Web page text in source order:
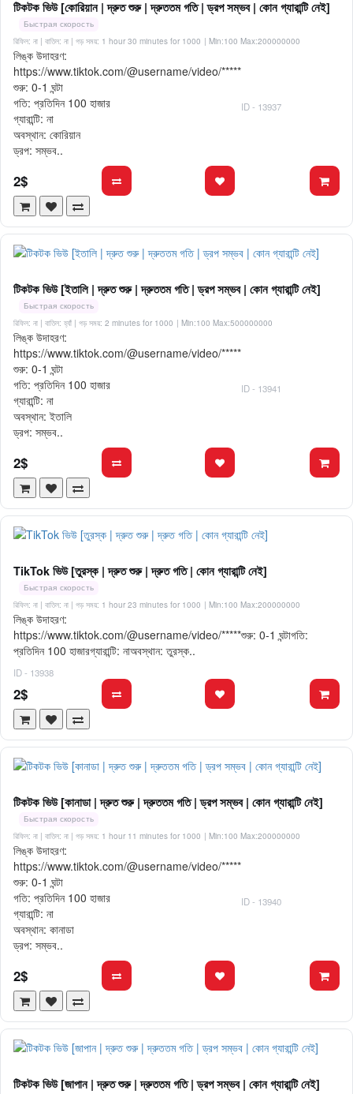
টিকটক ভিউ [কোরিয়ান | দ্রুত শুরু | দ্রুততম গতি | ড্রপ সম্ভব | কোন গ্যারান্টি নেই]
Быстрая скорость
রিফিল: না | বাতিল: না | গড় সময়: 1 hour 30 minutes for 1000 | Min:100 Max:200000000
লিঙ্ক উদাহরণ:
https://www.tiktok.com/@username/video/*****
শুরু: 0-1 ঘন্টা
গতি: প্রতিদিন 100 হাজার
গ্যারান্টি: না
অবস্থান: কোরিয়ান
ড্রপ: সম্ভব..
ID - 13937
2$
টিকটক ভিউ [ইতালি | দ্রুত শুরু | দ্রুততম গতি | ড্রপ সম্ভব | কোন গ্যারান্টি নেই]
Быстрая скорость
রিফিল: না | বাতিল: হ্যাঁ | গড় সময়: 2 minutes for 1000 | Min:100 Max:500000000
লিঙ্ক উদাহরণ:
https://www.tiktok.com/@username/video/*****
শুরু: 0-1 ঘন্টা
গতি: প্রতিদিন 100 হাজার
গ্যারান্টি: না
অবস্থান: ইতালি
ড্রপ: সম্ভব..
ID - 13941
2$
TikTok ভিউ [তুরস্ক | দ্রুত শুরু | দ্রুত গতি | কোন গ্যারান্টি নেই]
Быстрая скорость
রিফিল: না | বাতিল: না | গড় সময়: 1 hour 23 minutes for 1000 | Min:100 Max:200000000
লিঙ্ক উদাহরণ:
https://www.tiktok.com/@username/video/*****শুরু: 0-1 ঘন্টাগতি:
প্রতিদিন 100 হাজারগ্যারান্টি: নাঅবস্থান: তুরস্ক..
ID - 13938
2$
টিকটক ভিউ [কানাডা | দ্রুত শুরু | দ্রুততম গতি | ড্রপ সম্ভব | কোন গ্যারান্টি নেই]
Быстрая скорость
রিফিল: না | বাতিল: না | গড় সময়: 1 hour 11 minutes for 1000 | Min:100 Max:200000000
লিঙ্ক উদাহরণ:
https://www.tiktok.com/@username/video/*****
শুরু: 0-1 ঘন্টা
গতি: প্রতিদিন 100 হাজার
গ্যারান্টি: না
অবস্থান: কানাডা
ড্রপ: সম্ভব..
ID - 13940
2$
টিকটক ভিউ [জাপান | দ্রুত শুরু | দ্রুততম গতি | ড্রপ সম্ভব | কোন গ্যারান্টি নেই]